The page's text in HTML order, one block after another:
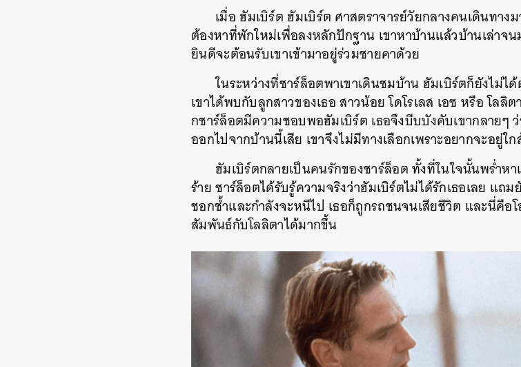
เมื่อ ฮัมเบิร์ต ฮัมเบิร์ต ศาสตราจารย์วัยกลางคนเดินทาง
ต้องหาที่พักใหม่เพื่อลงหลักปักฐาน เขาหาบ้านแล้วบ้านเล่าจ
ยินดีจะต้อนรับเขาเข้ามาอยู่ร่วมชายคาด้วย
ในระหว่างที่ชาร์ล็อตพาเขาเดินชมบ้าน ฮัมเบิร์ตก็ยังไม่
เขาได้พบกับลูกสาวของเธอ สาวน้อย โดโรเลส เอซ หรือ โลลิ
กชาร์ล็อตมีความชอบพอฮัมเบิร์ต เธอจึงบีบบังคับเขากลายๆ
ออกไปจากบ้านนี้เสีย เขาจึงไม่มีทางเลือกเพราะอยากจะอยู่ใ
ฮัมเบิร์ตกลายเป็นคนรักของชาร์ล็อต ทั้งที่ในใจนั้นพร่ำห
ร้าย ชาร์ล็อตได้รับรู้ความจริงว่าฮัมเบิร์ตไม่ได้รักเธอเลย แ
ชอกช้ำและกำลังจะหนีไป เธอก็ถูกรถชนจนเสียชีวิต และนี่คื
สัมพันธ์กับโลลิตาได้มากขึ้น